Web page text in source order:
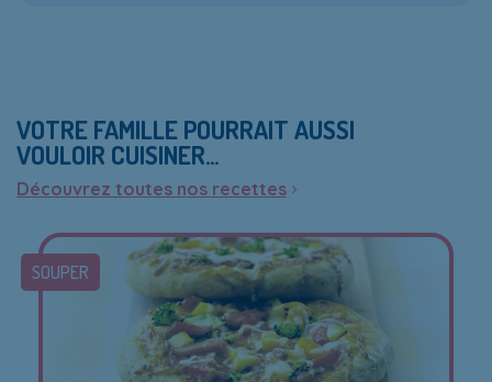
VOTRE FAMILLE POURRAIT AUSSI
VOULOIR CUISINER…
Découvrez toutes nos recettes
SOUPER